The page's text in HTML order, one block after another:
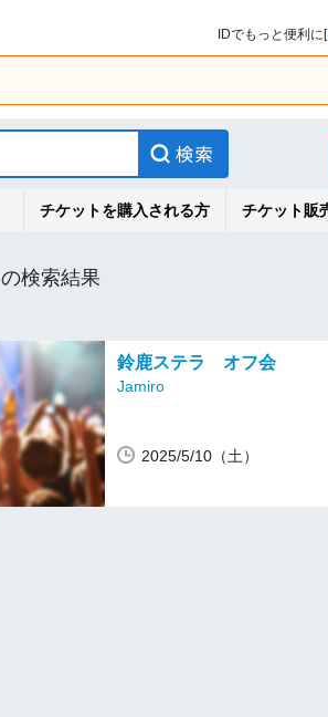
IDでもっと便利に[
チケットを購入される方 チケット販
の検索結果
鈴鹿ステラ オフ会
Jamiro
2025/5/10（土）